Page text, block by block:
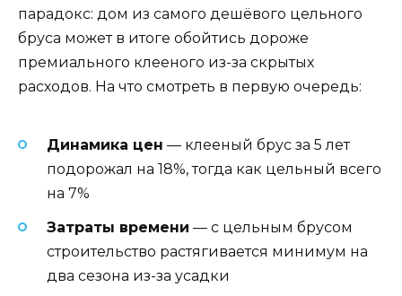
парадокс: дом из самого дешёвого цельного
бруса может в итоге обойтись дороже
премиального клееного из-за скрытых
расходов. На что смотреть в первую очередь:
Динамика цен — клееный брус за 5 лет
подорожал на 18%, тогда как цельный всего
на 7%
Затраты времени — с цельным брусом
строительство растягивается минимум на
два сезона из-за усадки